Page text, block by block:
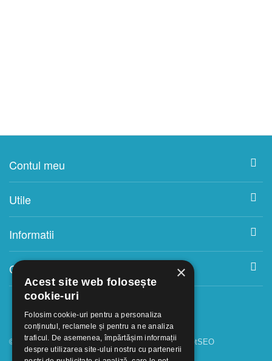
Contul meu
Utile
Informatii
Contact
© 2018 - 2026 GOOFFICE. Realizat si configurat netSEO
×
Acest site web folosește
cookie-uri
Folosim cookie-uri pentru a personaliza
conținutul, reclamele și pentru a ne analiza
traficul. De asemenea, împărtășim informații
despre utilizarea site-ului nostru cu partenerii